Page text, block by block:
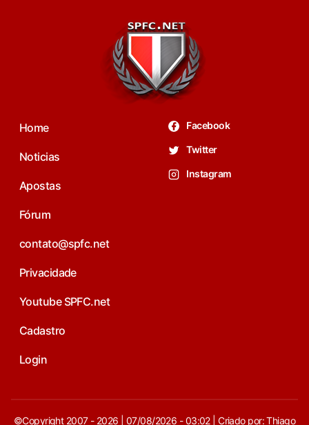
Home
Noticias
Apostas
Fórum
contato@spfc.net
Privacidade
Youtube SPFC.net
Cadastro
Login
Facebook
Twitter
Instagram
©Copyright 2007 - 2026 | 07/08/2026 - 03:02 | Criado por: Thiago